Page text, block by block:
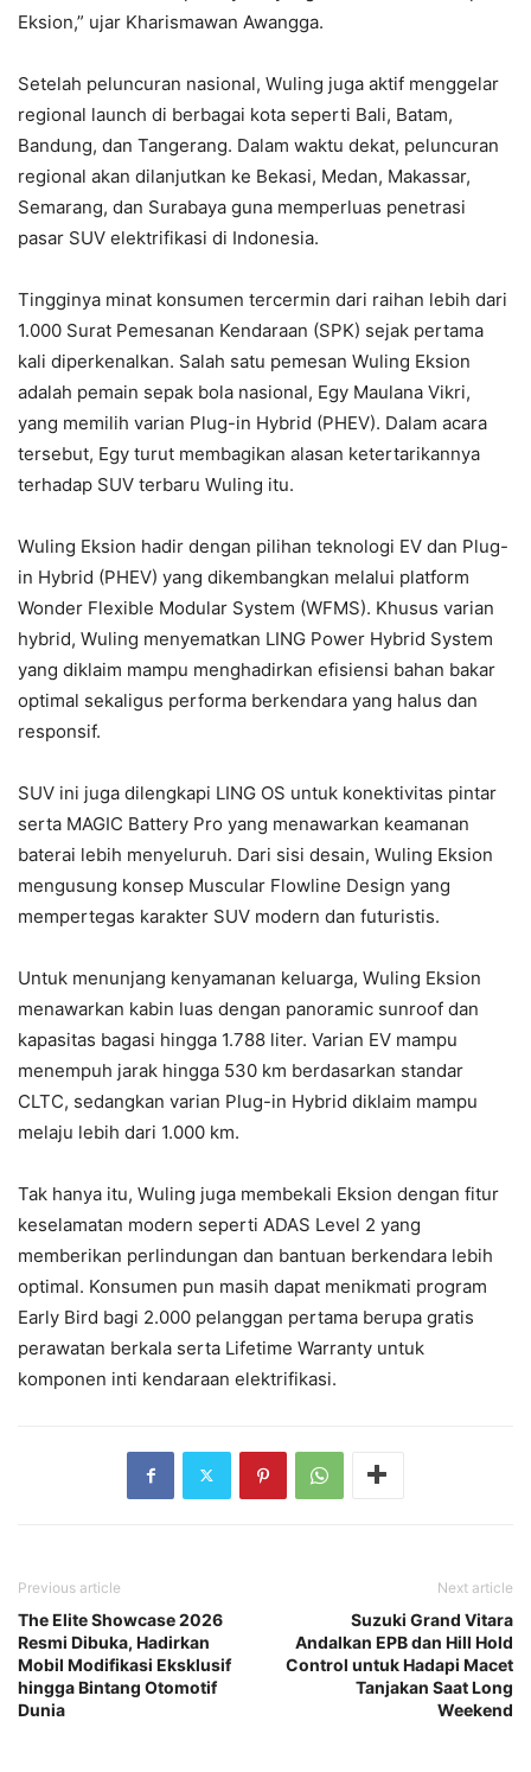
Eksion,” ujar Kharismawan Awangga.
Setelah peluncuran nasional, Wuling juga aktif menggelar
regional launch di berbagai kota seperti Bali, Batam,
Bandung, dan Tangerang. Dalam waktu dekat, peluncuran
regional akan dilanjutkan ke Bekasi, Medan, Makassar,
Semarang, dan Surabaya guna memperluas penetrasi
pasar SUV elektrifikasi di Indonesia.
Tingginya minat konsumen tercermin dari raihan lebih dari
1.000 Surat Pemesanan Kendaraan (SPK) sejak pertama
kali diperkenalkan. Salah satu pemesan Wuling Eksion
adalah pemain sepak bola nasional, Egy Maulana Vikri,
yang memilih varian Plug-in Hybrid (PHEV). Dalam acara
tersebut, Egy turut membagikan alasan ketertarikannya
terhadap SUV terbaru Wuling itu.
Wuling Eksion hadir dengan pilihan teknologi EV dan Plug-
in Hybrid (PHEV) yang dikembangkan melalui platform
Wonder Flexible Modular System (WFMS). Khusus varian
hybrid, Wuling menyematkan LING Power Hybrid System
yang diklaim mampu menghadirkan efisiensi bahan bakar
optimal sekaligus performa berkendara yang halus dan
responsif.
SUV ini juga dilengkapi LING OS untuk konektivitas pintar
serta MAGIC Battery Pro yang menawarkan keamanan
baterai lebih menyeluruh. Dari sisi desain, Wuling Eksion
mengusung konsep Muscular Flowline Design yang
mempertegas karakter SUV modern dan futuristis.
Untuk menunjang kenyamanan keluarga, Wuling Eksion
menawarkan kabin luas dengan panoramic sunroof dan
kapasitas bagasi hingga 1.788 liter. Varian EV mampu
menempuh jarak hingga 530 km berdasarkan standar
CLTC, sedangkan varian Plug-in Hybrid diklaim mampu
melaju lebih dari 1.000 km.
Tak hanya itu, Wuling juga membekali Eksion dengan fitur
keselamatan modern seperti ADAS Level 2 yang
memberikan perlindungan dan bantuan berkendara lebih
optimal. Konsumen pun masih dapat menikmati program
Early Bird bagi 2.000 pelanggan pertama berupa gratis
perawatan berkala serta Lifetime Warranty untuk
komponen inti kendaraan elektrifikasi.
Previous article
The Elite Showcase 2026
Resmi Dibuka, Hadirkan
Mobil Modifikasi Eksklusif
hingga Bintang Otomotif
Dunia
Next article
Suzuki Grand Vitara
Andalkan EPB dan Hill Hold
Control untuk Hadapi Macet
Tanjakan Saat Long
Weekend